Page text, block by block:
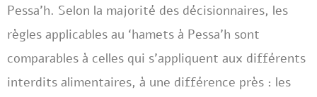
Pessa’h. Selon la majorité des décisionnaires, les
règles applicables au ‘hamets à Pessa’h sont
comparables à celles qui s’appliquent aux différents
interdits alimentaires, à une différence près : les